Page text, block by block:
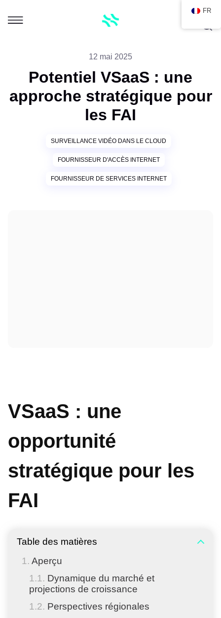
12 mai 2025
Potentiel VSaaS : une
approche stratégique pour
les FAI
SURVEILLANCE VIDÉO DANS LE CLOUD
FOURNISSEUR D'ACCÈS INTERNET
FOURNISSEUR DE SERVICES INTERNET
VSaaS : une
opportunité
stratégique pour les
FAI
Table des matières
Aperçu
Dynamique du marché et
projections de croissance
Perspectives régionales
FR